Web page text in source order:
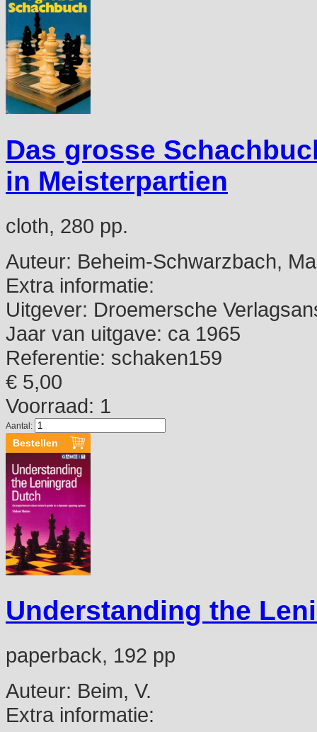
Das grosse
in Meisterpartien
cloth, 280 pp.
Auteur: Beheim-Schwarzbach,
Extra informatie:
Uitgever: Droemersche
Jaar van uitgave: ca 1965
Referentie: schaken159
€ 5,00
Voorraad: 1
Aantal:
Understanding the
paperback, 192 pp
Auteur: Beim, V.
Extra informatie: